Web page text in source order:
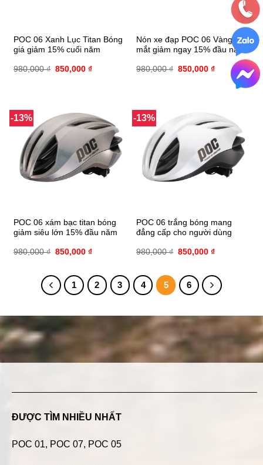
POC 06 Xanh Lục Titan Bóng
giá giảm 15% cuối năm
980,000₫ 850,000₫
Nón xe đạp POC 06 Vàng bắt
mắt giảm ngay 15% đầu năm
980,000₫ 850,000₫
-13%
POC 06 xám bạc titan bóng
giảm siêu lớn 15% đầu năm
980,000₫ 850,000₫
-13%
POC 06 trắng bóng mang
đẳng cấp cho người dùng
980,000₫ 850,000₫
1 2 3 4 5 6
ĐƯỢC TÌM NHIỀU NHẤT
POC 01, POC 07, POC 05